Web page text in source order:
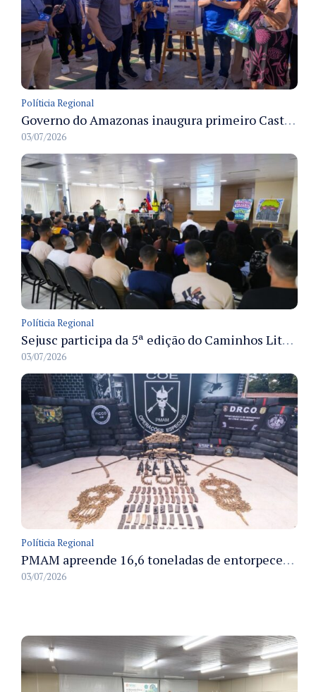
Políticia Regional
Governo do Amazonas inaugura primeiro Castramóvel Fluvial para atendimento veterinário às comunidades ribeirinhas e castração gratuita
03/07/2026
Políticia Regional
Sejusc participa da 5ª edição do Caminhos Literários com foco na cultura hip-hop nas unidades socioeducativas
03/07/2026
Políticia Regional
PMAM apreende 16,6 toneladas de entorpecentes e registra aumento nas prisões em flagrante e nas capturas de foragidos no primeiro semestre de 2026
03/07/2026